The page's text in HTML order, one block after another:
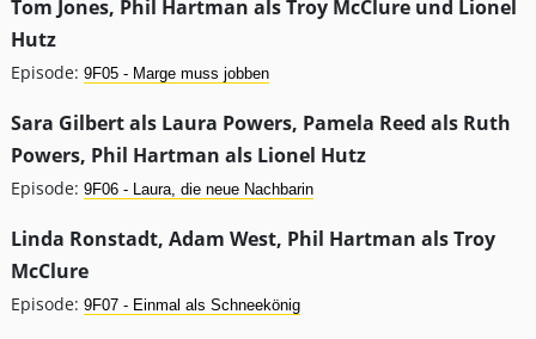
Tom Jones, Phil Hartman als Troy McClure und Lionel
Hutz
Episode: 9F05 - Marge muss jobben
Sara Gilbert als Laura Powers, Pamela Reed als Ruth
Powers, Phil Hartman als Lionel Hutz
Episode: 9F06 - Laura, die neue Nachbarin
Linda Ronstadt, Adam West, Phil Hartman als Troy
McClure
Episode: 9F07 - Einmal als Schneekönig